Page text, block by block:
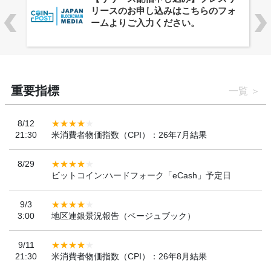
ーバルWeb3カンファレンス
「WebX2026」とのコラボレーショ
重要指標 一覧
8/12
21:30
米消費者物価指数（CPI）：26年7月結果
8/29
ビットコイン:ハードフォーク「eCash」予定日
9/3
3:00
地区連銀景況報告（ベージュブック）
9/11
21:30
米消費者物価指数（CPI）：26年8月結果